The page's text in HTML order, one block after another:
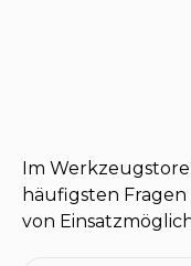
Im
häufigsten
von